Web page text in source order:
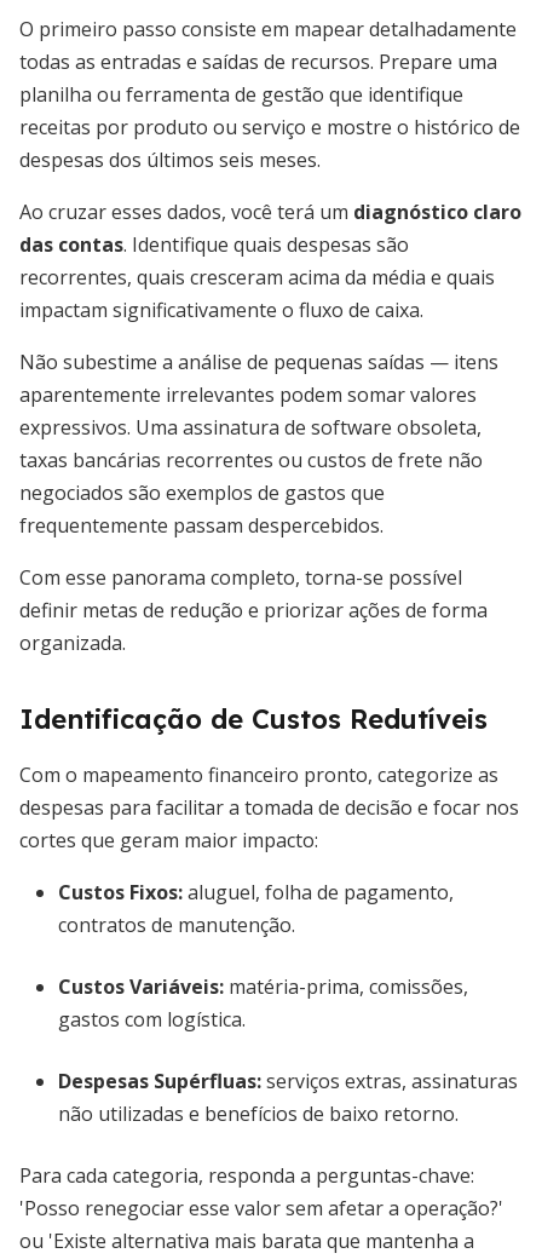
O primeiro passo consiste em mapear detalhadamente
todas as entradas e saídas de recursos. Prepare uma
planilha ou ferramenta de gestão que identifique
receitas por produto ou serviço e mostre o histórico de
despesas dos últimos seis meses.
Ao cruzar esses dados, você terá um diagnóstico claro
das contas. Identifique quais despesas são
recorrentes, quais cresceram acima da média e quais
impactam significativamente o fluxo de caixa.
Não subestime a análise de pequenas saídas — itens
aparentemente irrelevantes podem somar valores
expressivos. Uma assinatura de software obsoleta,
taxas bancárias recorrentes ou custos de frete não
negociados são exemplos de gastos que
frequentemente passam despercebidos.
Com esse panorama completo, torna-se possível
definir metas de redução e priorizar ações de forma
organizada.
Identificação de Custos Redutíveis
Com o mapeamento financeiro pronto, categorize as
despesas para facilitar a tomada de decisão e focar nos
cortes que geram maior impacto:
Custos Fixos:aluguel, folha de pagamento,
contratos de manutenção.
Custos Variáveis: matéria-prima, comissões,
gastos com logística.
Despesas Supérfluas:serviços extras, assinaturas
não utilizadas e benefícios de baixo retorno.
Para cada categoria, responda a perguntas-chave:
'Posso renegociar esse valor sem afetar a operação?'
ou 'Existe alternativa mais barata que mantenha a